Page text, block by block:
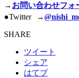
→ お問い合わせフォ
●Twitter →
SHARE
ツイート
シェア
はてブ